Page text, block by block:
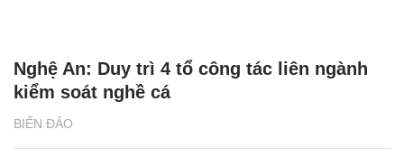
BIỂN ĐẢO
Nghệ An: Duy trì 4 tổ công tác liên ngành
kiểm soát nghề cá